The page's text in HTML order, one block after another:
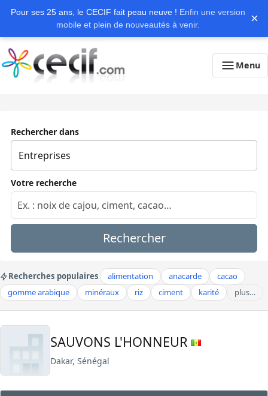
Pour ses 25 ans, le CECIF fait peau neuve ! Enfin une version
mobile et plein de nouveautés à venir.
×
Menu
Rechercher dans
Votre recherche
Rechercher
Recherches populaires alimentation anacarde
cacao
gomme arabique
minéraux riz ciment karité plus…
SAUVONS L'HONNEUR
Dakar, Sénégal